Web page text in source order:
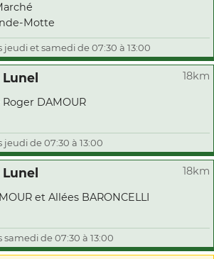
Motte
jeudi et samedi de 07:30 à 13:00
18km
DAMOUR
jeudi de 07:30 à 13:00
18km
et Allées BARONCELLI
samedi de 07:30 à 13:00